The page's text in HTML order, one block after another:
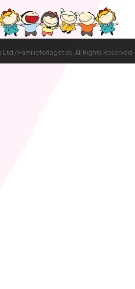
/ Familieforlaget as. All Rights Reserved